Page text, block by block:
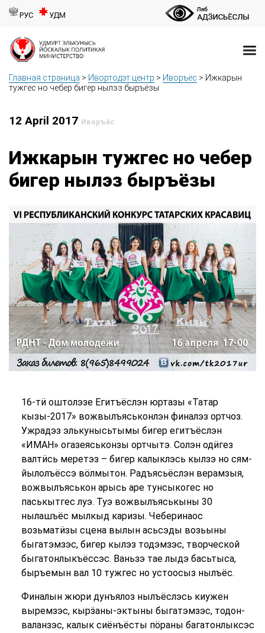
РУС УДМ
Главная страница > Ивортодэт центр > Иворъёс > Ижкарын
тужгес но чебер бигер нылэз быръёзы
12 April 2017 Иворъёс
Ижкарын тужгес но чебер
бигер нылэз быръёзы
16-тӥ оштолэзе Егитъёслэн юртазы «Татар
кызы-2017» вожвылъяськонлэн финалэз ортчоз.
Ужрадэз элькунысьтымы бигер егитъёслэн
«ИМАН» огазеяськонзы ортчытэ. Солэн одӥгез
валтӥсь меретэз – бигер калыклэсь кылзэ но сям-
йылолъёссэ вӧлмытон. Радъясьёслэн верамзыя,
вожвылъяськон арысь аре тунсыкогес но
паськытгес луэ. Туэ вожвылъяськыны 30
нылашъёс мылкыд каризы. Чеберинаос
возьматӥзы сцена вылын асьсэды возьыны
быгатэмзэс, бигер кылэз тодэмзэс, творческой
быгатонлыкъёссэс. Ваньзэ тае лыдэ басьтыса,
быръемын вал 10 тужгес но устоосыз нылъёс.
Финалын жюри дунъялоз нылъёслэсь киужен
выремзэс, кырӟаны-эктыны быгатэмзэс, тодон-
валанзэс, калык сиёнъёсты пӧраны багатонлыксэс